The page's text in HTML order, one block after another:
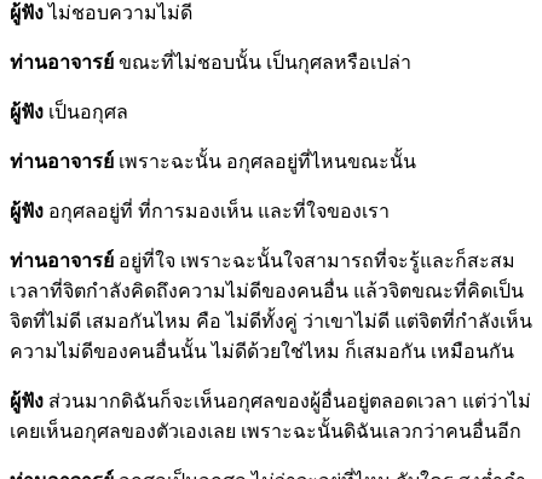
ผู้ฟังไม่ชอบความไม่ดี
ท่านอาจารย์ ขณะที่ไม่ชอบนั้น เป็นกุศลหรือเปล่า
ผู้ฟัง เป็นอกุศล
ท่านอาจารย์ เพราะฉะนั้น อกุศลอยู่ที่ไหนขณะนั้น
ผู้ฟัง อกุศลอยู่ที่ ที่การมองเห็น และที่ใจของเรา
ท่านอาจารย์ อยู่ที่ใจ เพราะฉะนั้นใจสามารถที่จะรู้และก็สะสม
เวลาที่จิตกำลังคิดถึงความไม่ดีของคนอื่น แล้วจิตขณะที่คิดเป็น
จิตที่ไม่ดี เสมอกันไหม คือ ไม่ดีทั้งคู่ ว่าเขาไม่ดี แต่จิตที่กำลังเห็น
ความไม่ดีของคนอื่นนั้น ไม่ดีด้วยใช่ไหม ก็เสมอกัน เหมือนกัน
ผู้ฟัง ส่วนมากดิฉันก็จะเห็นอกุศลของผู้อื่นอยู่ตลอดเวลา แต่ว่าไม่
เคยเห็นอกุศลของตัวเองเลย เพราะฉะนั้นดิฉันเลวกว่าคนอื่นอีก